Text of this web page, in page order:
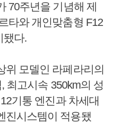
70주년을 기념해 제
타와 개인맞춤형 F12
됐다.
위 모델인 라페라리의
최고시속 350km의 성
기통 엔진과 차세대
진시스템이 적용됐